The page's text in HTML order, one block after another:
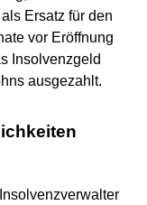
Ersatz für den
vor Eröffnung
Insolvenzgeld
ausgezahlt.